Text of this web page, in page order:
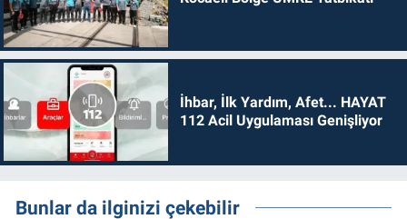
İhbar, İlk Yardım, Afet... HAYAT
112 Acil Uygulaması Genişliyor
Bunlar da ilginizi çekebilir